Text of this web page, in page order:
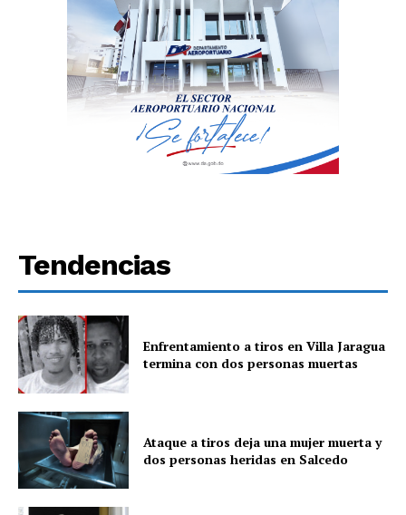
Tendencias
Enfrentamiento a tiros en Villa Jaragua
termina con dos personas muertas
Ataque a tiros deja una mujer muerta y
dos personas heridas en Salcedo